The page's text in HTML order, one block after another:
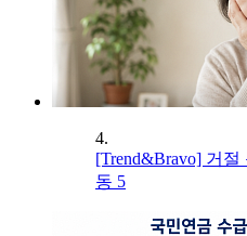
4.
[Trend&Bravo] 거
동 5